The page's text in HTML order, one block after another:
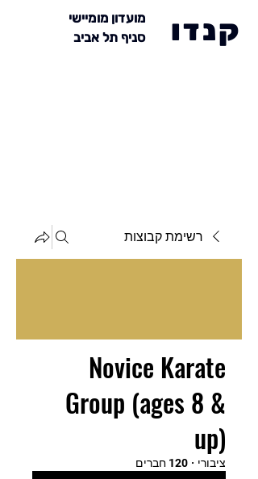
מועדון מומיישי
סניף תל אביב
קנדו
רשימת קבוצות
Novice Karate
Group (ages 8 &
up)
ציבורי · 120 חברים